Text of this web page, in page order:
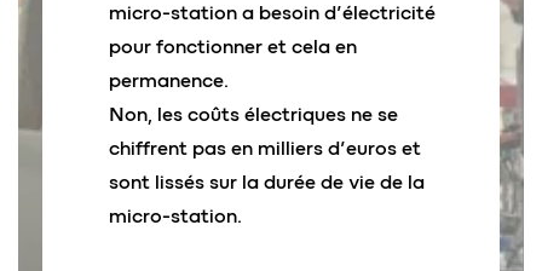
micro-station a besoin d’électricité
pour fonctionner et cela en
permanence.
Non, les coûts électriques ne se
chiffrent pas en milliers d’euros et
sont lissés sur la durée de vie de la
micro-station.